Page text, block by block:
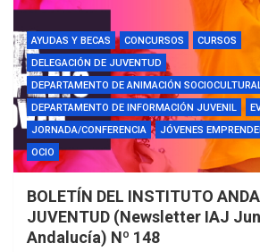
AYUDAS Y BECAS CONCURSOS
CURSOS
DELEGACIÓN DE JUVENTUD
DEPARTAMENTO DE ANIMACIÓN
DEPARTAMENTO DE INFORMACIÓN JUVENIL
JORNADA/CONFERENCIA
JÓVENES
OCIO
BOLETÍN DEL INSTITUTO
JUVENTUD (Newsletter IAJ
Andalucía) Nº 148